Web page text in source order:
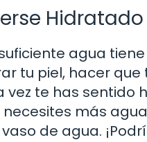
Hidratado
agua
tu piel, hacer
te has sentido
más
de agua.